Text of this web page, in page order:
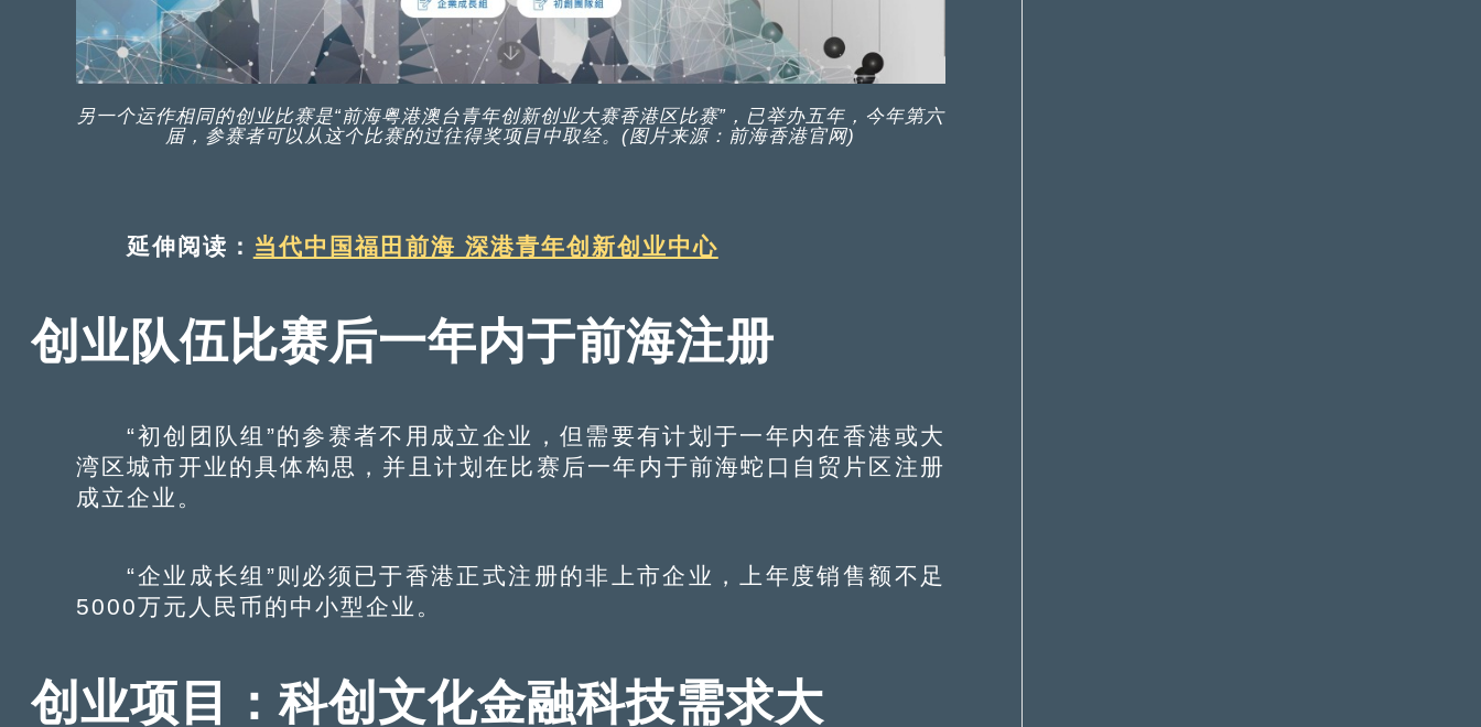
另一个运作相同的创业比赛是“前海粤港澳台青年创新创业大赛香港区比赛”，已举办五年，今年第六
届，参赛者可以从这个比赛的过往得奖项目中取经。(图片来源：前海香港官网)
延伸阅读： 当代中国福田前海 深港青年创新创业中心
创业队伍比赛后一年内于前海注册
“初创团队组”的参赛者不用成立企业，但需要有计划于一年内在香港或大
湾区城市开业的具体构思，并且计划在比赛后一年内于前海蛇口自贸片区注册
成立企业。
“企业成长组”则必须已于香港正式注册的非上市企业，上年度销售额不足
5000万元人民币的中小型企业。
创业项目：科创文化金融科技需求大